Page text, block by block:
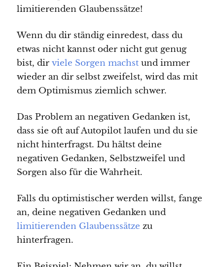
limitierenden Glaubenssätze!
Wenn du dir ständig einredest, dass du
etwas nicht kannst oder nicht gut genug
bist, dir viele Sorgen machstund immer
wieder an dir selbst zweifelst, wird das mit
dem Optimismus ziemlich schwer.
Das Problem an negativen Gedanken ist,
dass sie oft auf Autopilot laufen und du sie
nicht hinterfragst. Du hältst deine
negativen Gedanken, Selbstzweifel und
Sorgen also für die Wahrheit.
Falls du optimistischer werden willst, fange
an, deine negativen Gedanken und
limitierenden Glaubenssätze zu
hinterfragen.